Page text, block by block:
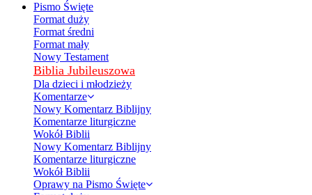
Pismo Święte
Format duży
Format średni
Format mały
Nowy Testament
Biblia Jubileuszowa
Dla dzieci i młodzieży
Komentarze
Nowy Komentarz Biblijny
Komentarze liturgiczne
Wokół Biblii
Nowy Komentarz Biblijny
Komentarze liturgiczne
Wokół Biblii
Oprawy na Pismo Święte